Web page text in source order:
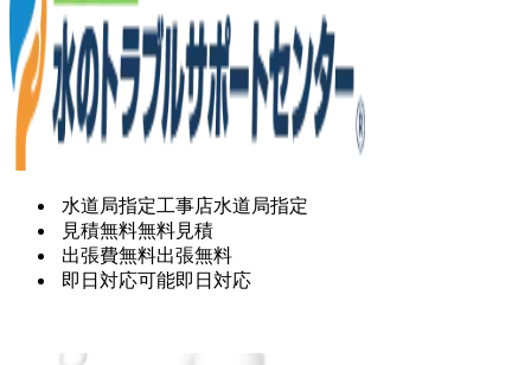
水道局指定工事店水道局指定
見積無料無料見積
出張費無料出張無料
即日対応可能即日対応